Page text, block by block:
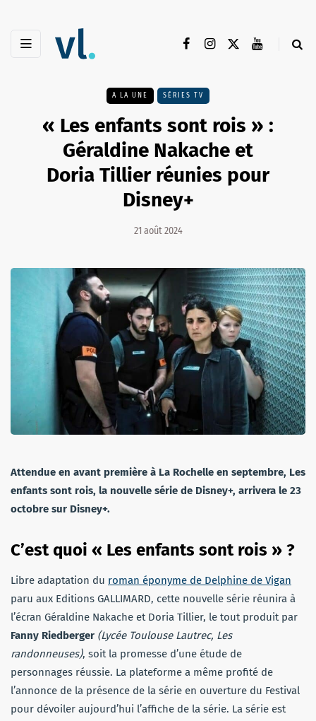
A LA UNE SÉRIES TV
« Les enfants sont rois » :
Géraldine Nakache et
Doria Tillier réunies pour
Disney+
21 août 2024
Attendue en avant première à La Rochelle en septembre, Les
enfants sont rois, la nouvelle série de Disney+, arrivera le 23
octobre sur Disney+.
C’est quoi « Les enfants sont rois » ?
Libre adaptation du roman éponyme de Delphine de Vigan
paru aux Editions GALLIMARD, cette nouvelle série réunira à
l’écran Géraldine Nakache et Doria Tillier, le tout produit par
Fanny Riedberger (Lycée Toulouse Lautrec, Les
randonneuses), soit la promesse d’une étude de
personnages réussie. La plateforme a même profité de
l’annonce de la présence de la série en ouverture du Festival
pour dévoiler aujourd’hui l’affiche de la série. La série est